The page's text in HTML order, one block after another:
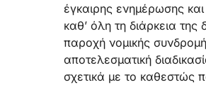
έγκαιρης ενημέρωσης
καθ’ όλη τη διάρκεια της
παροχή νομικής
αποτελεσματική
σχετικά με το καθεστώς